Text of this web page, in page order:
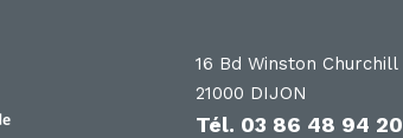
16 Bd Winston Churchill
21000 DIJON
Tél. 03 86 48 94 20